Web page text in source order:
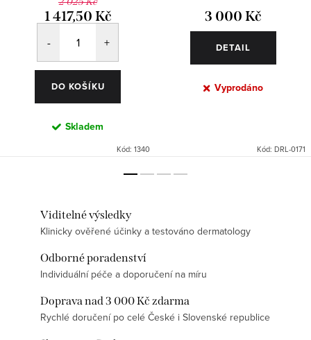
1 417,50 Kč
DO KOŠÍKU
Skladem
Kód: 1340
3 000 Kč
DETAIL
Vyprodáno
Kód: DRL-0171
Viditelné výsledky
Klinicky ověřené účinky a testováno dermatology
Odborné poradenství
Individuální péče a doporučení na míru
Doprava nad 3 000 Kč zdarma
Rychlé doručení po celé České i Slovenské republice